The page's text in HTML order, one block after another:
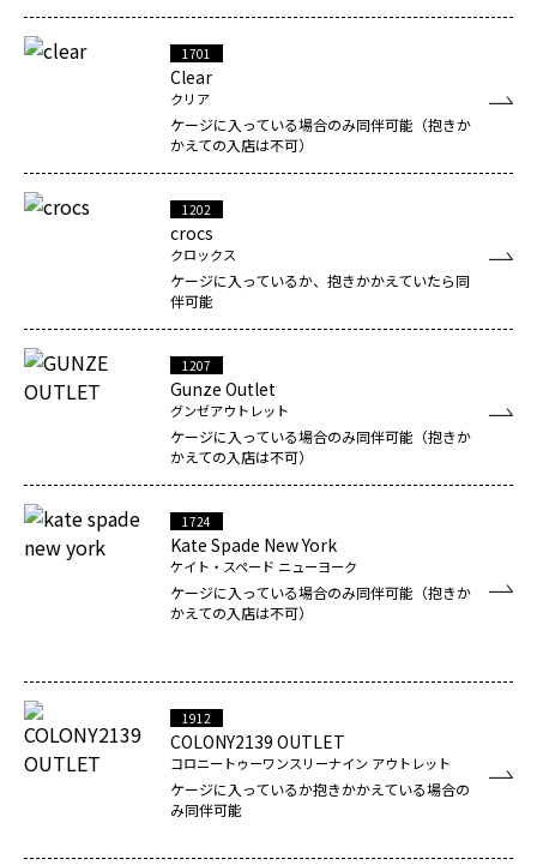
1701
Clear
クリア
ケージに入っている場合のみ同伴可能（抱きか
かえての入店は不可）
1202
crocs
クロックス
ケージに入っているか、抱きかかえていたら同
伴可能
1207
Gunze Outlet
グンゼアウトレット
ケージに入っている場合のみ同伴可能（抱きか
かえての入店は不可）
1724
Kate Spade New York
ケイト・スペード ニューヨーク
ケージに入っている場合のみ同伴可能（抱きか
かえての入店は不可）
1912
COLONY2139 OUTLET
コロニートゥーワンスリーナイン アウトレット
ケージに入っているか抱きかかえている場合の
み同伴可能